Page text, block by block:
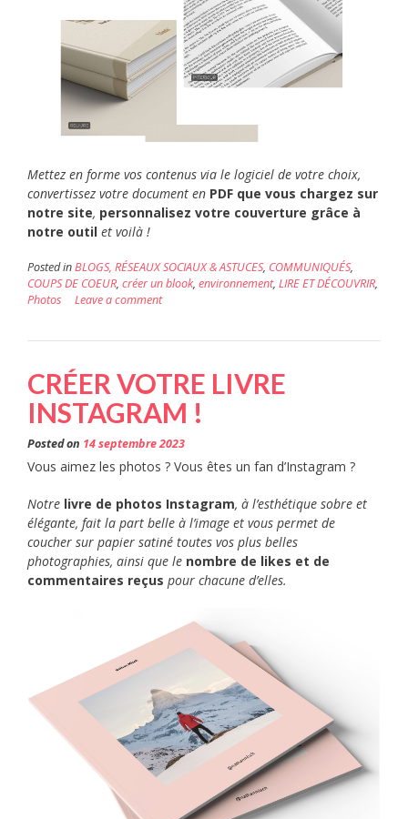
Mettez en forme vos contenus via le logiciel de votre choix,
convertissez votre document en PDF que vous chargez sur
notre site, personnalisez votre couverture grâce à
notre outil et voilà !
Posted inBLOGS, RÉSEAUX SOCIAUX & ASTUCES, COMMUNIQUÉS,
COUPS DE COEUR, créer un blook, environnement, LIRE ET DÉCOUVRIR,
Photos
Leave a comment
CRÉER VOTRE LIVRE
INSTAGRAM !
Posted on 14 septembre 2023
Vous aimez les photos ? Vous êtes un fan d’Instagram ?
Notre livre de photos Instagram, à l’esthétique sobre et
élégante, fait la part belle à l’image et vous permet de
coucher sur papier satiné toutes vos plus belles
photographies, ainsi que le nombre de likes et de
commentaires reçus pour chacune d’elles.